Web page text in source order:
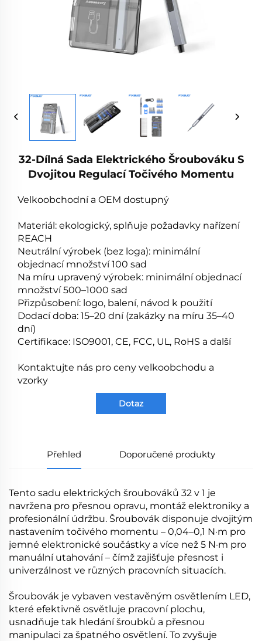
32-Dílná Sada Elektrického Šroubováku S
Dvojitou Regulací Točivého Momentu
Velkoobchodní a OEM dostupný
Materiál: ekologický, splňuje požadavky nařízení
REACH
Neutrální výrobek (bez loga): minimální
objednací množství 100 sad
Na míru upravený výrobek: minimální objednací
množství 500–1000 sad
Přizpůsobení: logo, balení, návod k použití
Dodací doba: 15–20 dní (zakázky na míru 35–40
dní)
Certifikace: ISO9001, CE, FCC, UL, RoHS a další
Kontaktujte nás pro ceny velkoobchodu a
vzorky
Dotaz
Přehled Doporučené produkty
Tento sadu elektrických šroubováků 32 v 1 je
navržena pro přesnou opravu, montáž elektroniky a
profesionální údržbu. Šroubovák disponuje dvojitým
nastavením točivého momentu – 0,04–0,1 N·m pro
jemné elektronické součástky a více než 5 N·m pro
manuální utahování – čímž zajišťuje přesnost i
univerzálnost ve různých pracovních situacích.
Šroubovák je vybaven vestavěným osvětlením LED,
které efektivně osvětluje pracovní plochu,
usnadňuje tak hledání šroubků a přesnou
manipulaci za špatného osvětlení. To zvyšuje